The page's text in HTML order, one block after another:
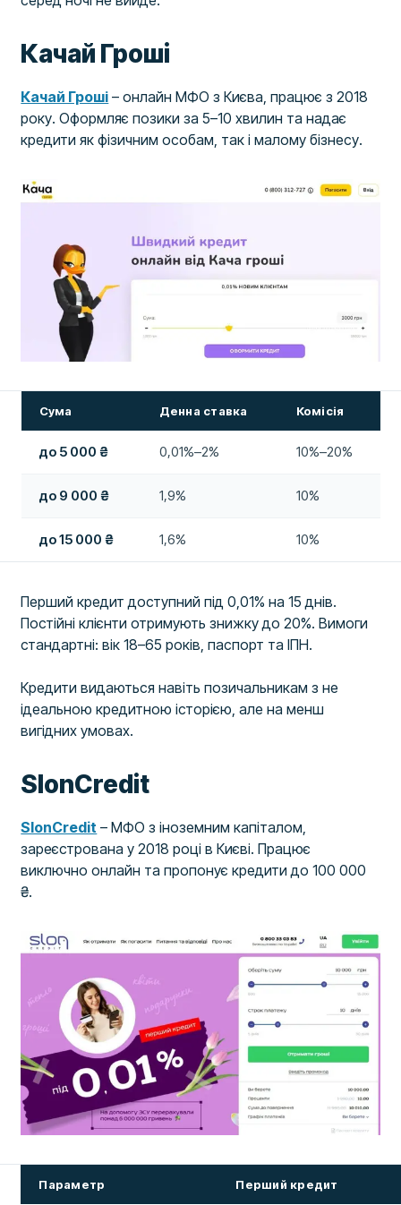
Качай Гроші
Качай Гроші – онлайн МФО з Києва, працює з 2018
року. Оформляє позики за 5–10 хвилин та надає
кредити як фізичним особам, так і малому бізнесу.
Сума Денна ставка Комісія
до 5 000 ₴ 0,01%–2% 10%–20%
до 9 000 ₴ 1,9% 10%
до 15 000 ₴ 1,6% 10%
Перший кредит доступний під 0,01% на 15 днів.
Постійні клієнти отримують знижку до 20%. Вимоги
стандартні: вік 18–65 років, паспорт та ІПН.
Кредити видаються навіть позичальникам з не
ідеальною кредитною історією, але на менш
вигідних умовах.
SlonCredit
SlonCredit – МФО з іноземним капіталом,
зареєстрована у 2018 році в Києві. Працює
виключно онлайн та пропонує кредити до 100 000
₴.
Параметр Перший кредит